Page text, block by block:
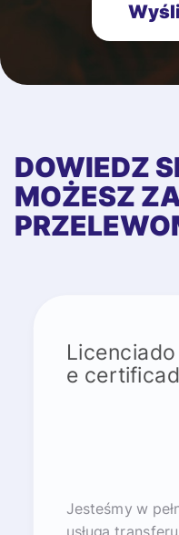
DOWIEDZ
MOŻESZ
Licenciado
e
Jesteśmy w